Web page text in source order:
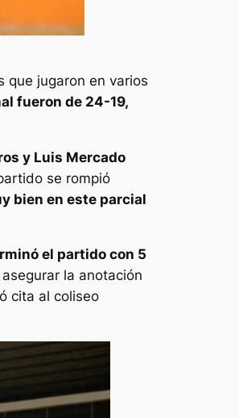
que jugaron en varios
fueron de 24-19,
y Luis Mercado
se rompió
bien en este parcial
el partido con 5
la anotación
cita al coliseo